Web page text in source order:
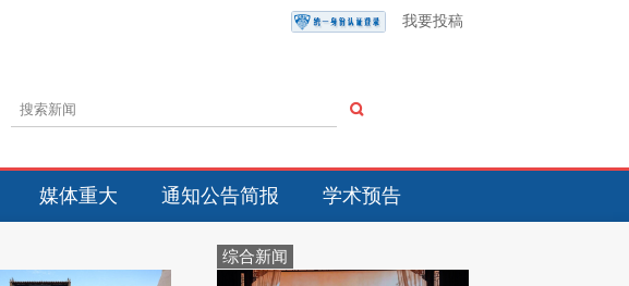
我要投稿
媒体重大 通知公告简报 学术预告
综合新闻